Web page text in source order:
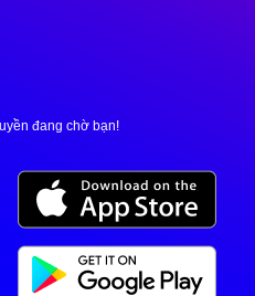
đang chờ bạn!